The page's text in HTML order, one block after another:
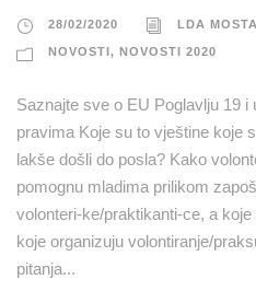
28/02/2020 LDA
NOVOSTI , NOVOSTI 2020
Saznajte sve o EU Poglavlju 19 i
pravima Koje su to vještine koje
lakše došli do posla? Kako
pomognu mladima prilikom
volonteri-ke/praktikanti-ce, a
koje organizuju volontiranje/
pitanja...